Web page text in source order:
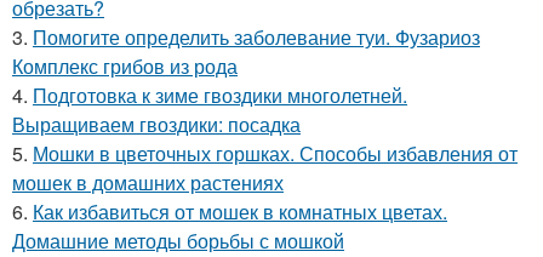
обрезать?
3. Помогите определить заболевание туи. Фузариоз
Комплекс грибов из рода
4. Подготовка к зиме гвоздики многолетней.
Выращиваем гвоздики: посадка
5. Мошки в цветочных горшках. Способы избавления от
мошек в домашних растениях
6. Как избавиться от мошек в комнатных цветах.
Домашние методы борьбы с мошкой